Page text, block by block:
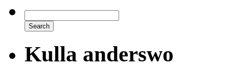
Kulla anderswo